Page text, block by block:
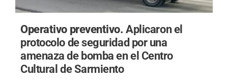
Operativo preventivo.Aplicaron el
protocolo de seguridad por una
amenaza de bomba en el Centro
Cultural de Sarmiento